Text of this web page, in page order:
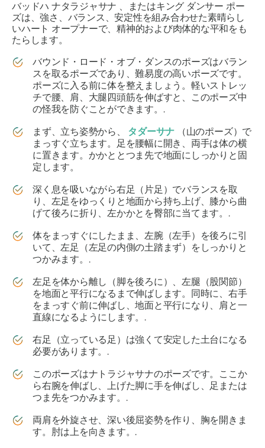
バッドハ ナタラジャサナ 、またはキング ダンサー ポー
ズは、強さ、バランス、安定性を組み合わせた素晴らし
いハート オープナーで、精神的および肉体的な平和をも
たらします。
バウンド・ロード・オブ・ダンスのポーズはバラン
スを取るポーズであり、難易度の高いポーズです。
ポーズに入る前に体を整えましょう。軽いストレッ
チで腰、肩、大腿四頭筋を伸ばすと、このポーズ中
の怪我を防ぐことができます。.
まず、立ち姿勢から、 タダーサナ （山のポーズ）で
まっすぐ立ちます。足を腰幅に開き、両手は体の横
に置きます。かかととつま先で地面にしっかりと固
定します。
深く息を吸いながら右足（片足）でバランスを取
り、左足をゆっくりと地面から持ち上げ、膝から曲
げて後ろに折り、左かかとを臀部に当てます。.
体をまっすぐにしたまま、左腕（左手）を後ろに引
いて、左足（左足の内側の土踏まず）をしっかりと
つかみます。.
左足を体から離し（脚を後ろに）、左腿（股関節）
を地面と平行になるまで伸ばします。同時に、右手
をまっすぐ前に伸ばし、地面と平行になり、肩と一
直線になるようにします。.
右足（立っている足）は強くて安定した土台になる
必要があります。.
このポーズはナトラジャサナのポーズです。ここか
ら右腕を伸ばし、上げた脚に手を伸ばし、足または
つま先をつかみます。.
両肩を外旋させ、深い後屈姿勢を作り、胸を開きま
す。肘は上を向きます。.